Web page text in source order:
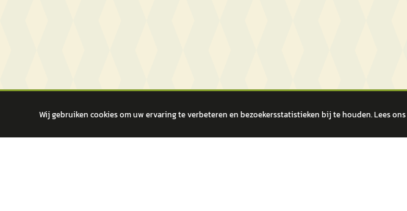
Wij gebruiken cookies om uw ervaring te verbeteren en bezoekersstatistieken bij te houden. Lees ons